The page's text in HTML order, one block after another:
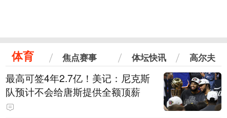
体育 焦点赛事 体坛快讯 高尔夫
最高可签4年2.7亿！美记：尼克斯
队预计不会给唐斯提供全额顶薪